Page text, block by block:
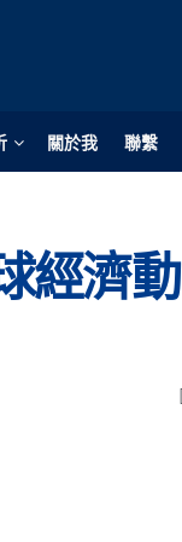
關於我 聯繫
經濟動